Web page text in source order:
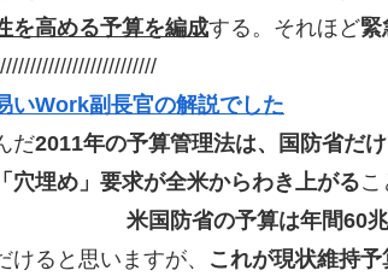
を高める予算を編成する。それほど緊
いWork副長官の解説でした
だ2011年の予算管理法は、国防省だ
穴埋め」要求が全米からわき上がるこ
米国防省の予算は年間60
けると思いますが、 これが現状維持